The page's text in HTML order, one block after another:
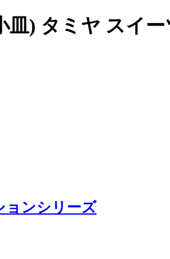
) タミヤ スイ
ョンシリーズ